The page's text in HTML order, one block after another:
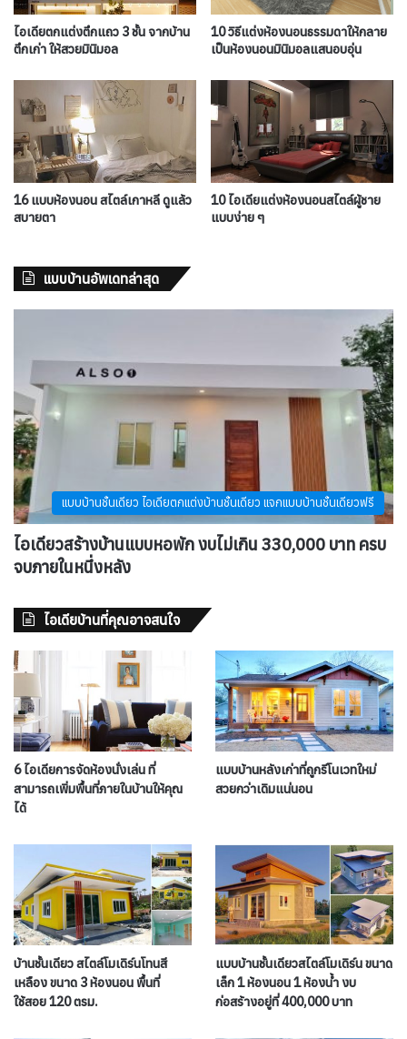
ไอเดียตกแต่งตึกแถว 3 ชั้น จากบ้าน
ตึกเก่า ให้สวยมินิมอล
10 วิธีแต่งห้องนอนธรรมดาให้กลาย
เป็นห้องนอนมินิมอลแสนอบอุ่น
16 แบบห้องนอน สไตล์เกาหลี ดูแล้ว
สบายตา
10 ไอเดียแต่งห้องนอนสไตล์ผู้ชาย
แบบง่าย ๆ
แบบบ้านอัพเดทล่าสุด
แบบบ้านชั้นเดียว ไอเดียตกแต่งบ้านชั้นเดียว แจกแบบบ้านชั้นเดียวฟรี
ไอเดียวสร้างบ้านแบบหอพัก งบไม่เกิน 330,000 บาท ครบ
จบภายในหนึ่งหลัง
ไอเดียบ้านที่คุณอาจสนใจ
6 ไอเดียการจัดห้องนั่งเล่น ที่
สามารถเพิ่มพื้นที่ภายในบ้านให้คุณ
ได้
แบบบ้านหลังเก่าที่ถูกรีโนเวทใหม่
สวยกว่าเดิมแน่นอน
บ้านชั้นเดียว สไตล์โมเดิร์นโทนสี
เหลือง ขนาด 3 ห้องนอน พื้นที่
ใช้สอย 120 ตรม.
แบบบ้านชั้นเดียวสไตล์โมเดิร์น ขนาด
เล็ก 1 ห้องนอน 1 ห้องน้ำ งบ
ก่อสร้างอยู่ที่ 400,000 บาท